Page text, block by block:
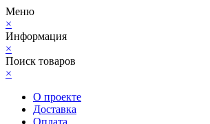
Меню
×
Информация
×
Поиск товаров
×
О проекте
Доставка
Оплата